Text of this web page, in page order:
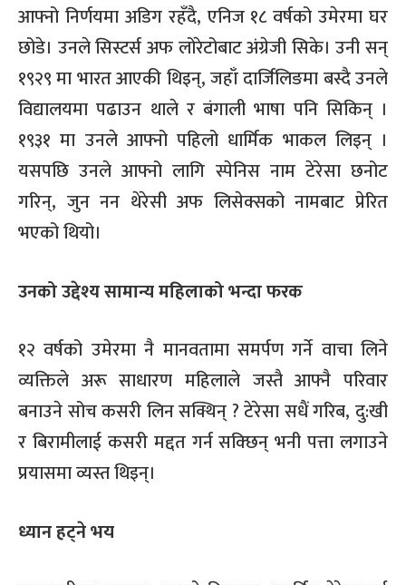
आफ्नो निर्णयमा अडिग रहँदै, एनिज १८ वर्षको उमेरमा घर
छोडे। उनले सिस्टर्स अफ लोरेटोबाट अंग्रेजी सिके। उनी सन्
१९२९ मा भारत आएकी थिइन्, जहाँ दार्जिलिङमा बस्दै उनले
विद्यालयमा पढाउन थाले र बंगाली भाषा पनि सिकिन् ।
१९३१ मा उनले आफ्नो पहिलो धार्मिक भाकल लिइन् ।
यसपछि उनले आफ्नो लागि स्पेनिस नाम टेरेसा छनोट
गरिन्, जुन नन थेरेसी अफ लिसेक्सको नामबाट प्रेरित
भएको थियो।
उनको उद्देश्य सामान्य महिलाको भन्दा फरक
१२ वर्षको उमेरमा नै मानवतामा समर्पण गर्ने वाचा लिने
व्यक्तिले अरू साधारण महिलाले जस्तै आफ्नै परिवार
बनाउने सोच कसरी लिन सक्थिन् ? टेरेसा सधैं गरिब, दु:खी
र बिरामीलाई कसरी मद्दत गर्न सक्छिन् भनी पत्ता लगाउने
प्रयासमा व्यस्त थिइन्।
ध्यान हट्ने भय